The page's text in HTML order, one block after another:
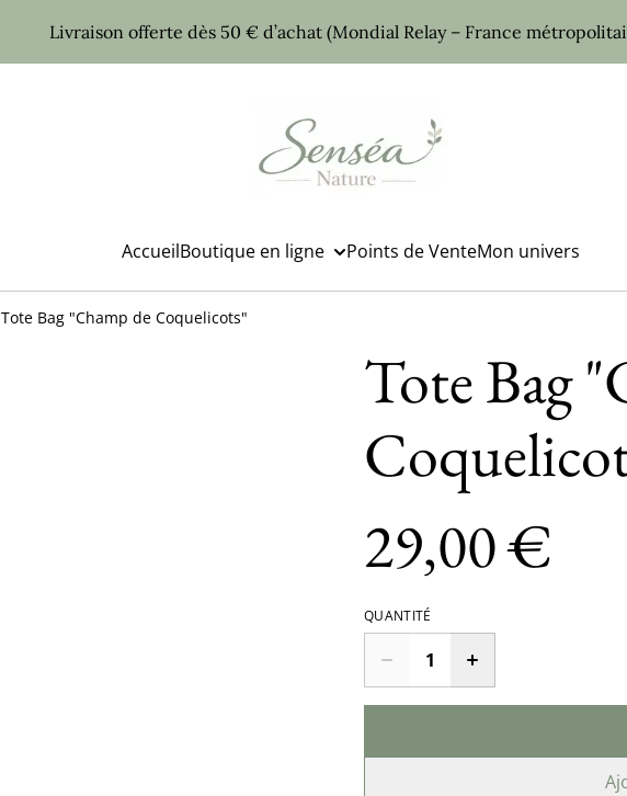
Livraison offerte dès 50 € d’achat (Mondial Relay – France
AccueilBoutique en ligne Points de VenteMon univers
Tote Bag "Champ de Coquelicots"
Tote Bag
29,00 €
QUANTITÉ